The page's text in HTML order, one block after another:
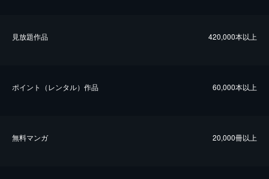
⾒放題作品 420,000本以上
ポイント（レンタル）作品 60,000本以上
無料マンガ 20,000冊以上